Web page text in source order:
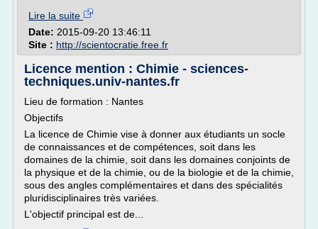
Lire la suite
Date: 2015-09-20 13:46:11
Site : http://scientocratie.free.fr
Licence mention : Chimie - sciences-
techniques.univ-nantes.fr
Lieu de formation : Nantes
Objectifs
La licence de Chimie vise à donner aux étudiants un socle
de connaissances et de compétences, soit dans les
domaines de la chimie, soit dans les domaines conjoints de
la physique et de la chimie, ou de la biologie et de la chimie,
sous des angles complémentaires et dans des spécialités
pluridisciplinaires très variées.
L'objectif principal est de...